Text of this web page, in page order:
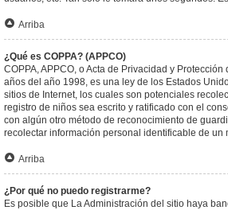
Arriba
¿Qué es COPPA? (APPCO)
COPPA, APPCO, o Acta de Privacidad y
años del año 1998, es una ley de los Estados
sitios de Internet, los cuales son potenciales
registro de niños sea escrito y ratificado con el
con algún otro método de reconocimiento de
recolectar información personal identificable de un
Arriba
¿Por qué no puedo registrarme?
Es posible que La Administración del sitio haya